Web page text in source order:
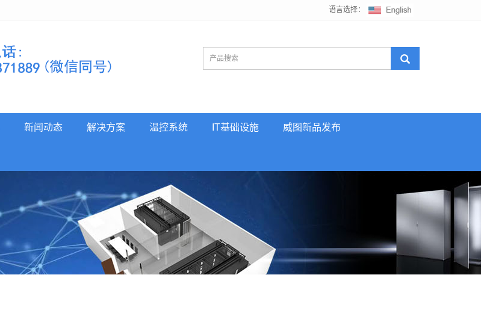
语言选择：
新闻动态 解决方案 温控系统 IT基础设施 威图新品发布